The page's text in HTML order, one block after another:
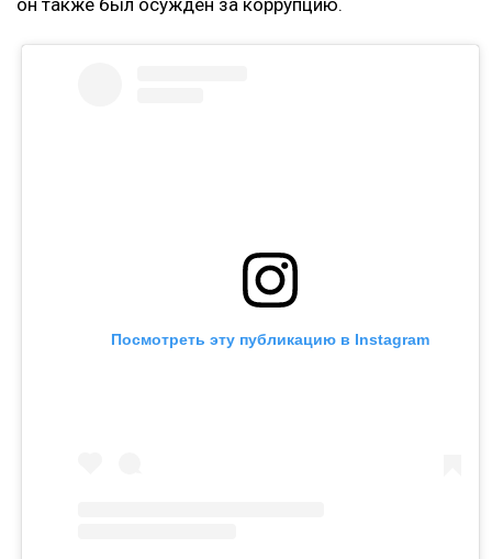
он также был осужден за коррупцию.
Посмотреть эту публикацию в Instagram